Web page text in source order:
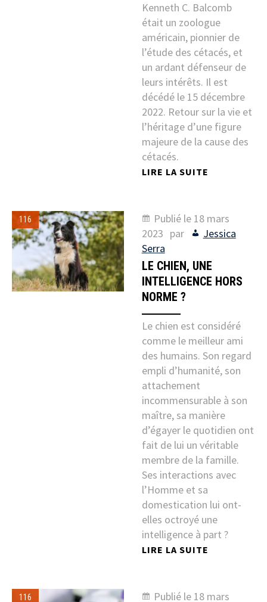
Kenneth C. Balcomb
était un zoologue
américain, pionnier de
l’étude des cétacés, et
un ardant défenseur de
leurs intérêts. Il est
décédé le 15 décembre
2022. Retour sur la vie et
l’héritage d’une figure
majeure de la cause des
cétacés.
LIRE LA SUITE
116 Publié le 18 mars
2023 par
Jessica
Serra
LE CHIEN, UNE
INTELLIGENCE HORS
NORME ?
Le chien est considéré
comme le meilleur ami
des humains. Son regard
empli d’humanité, son
attachement
incommensurable à son
maître, sa manière
d’égayer le quotidien ont
fait de lui un véritable
membre de la famille.
Ses interactions avec
l’Homme et sa
domestication lui ont-
elles octroyé une
intelligence à part ?
LIRE LA SUITE
116 Publié le 18 mars